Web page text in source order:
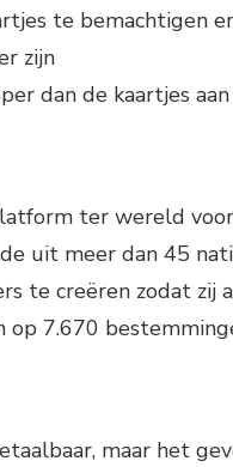
te bemachtigen
zijn
dan de kaartjes
ter wereld
uit meer dan 45
te creëren zodat zij
7.670
maar het